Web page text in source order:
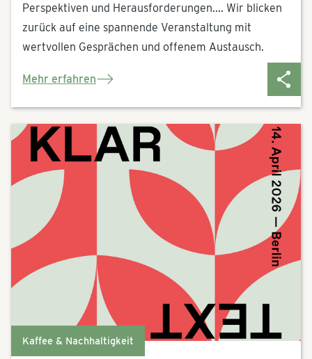
Perspektiven und Herausforderungen.... Wir blicken
zurück auf eine spannende Veranstaltung mit
wertvollen Gesprächen und offenem Austausch.
Mehr erfahren
Kaffee & Nachhaltigkeit